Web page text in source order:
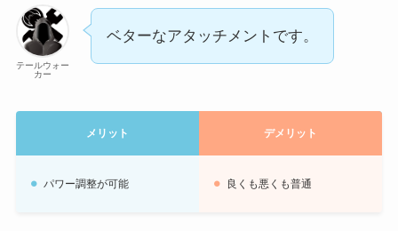
テールウォー
カー
ベターなアタッチメントです。
メリット デメリット
パワー調整が可能 良くも悪くも普通